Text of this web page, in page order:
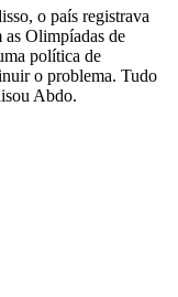
o país registrava
Olimpíadas de
política de
o problema. Tudo
Abdo.